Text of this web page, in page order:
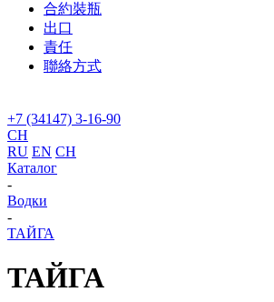
合約裝瓶
出口
責任
聯絡方式
+7 (34147) 3-16-90
CH
RU EN CH
Каталог
-
Водки
-
ТАЙГА
ТАЙГА